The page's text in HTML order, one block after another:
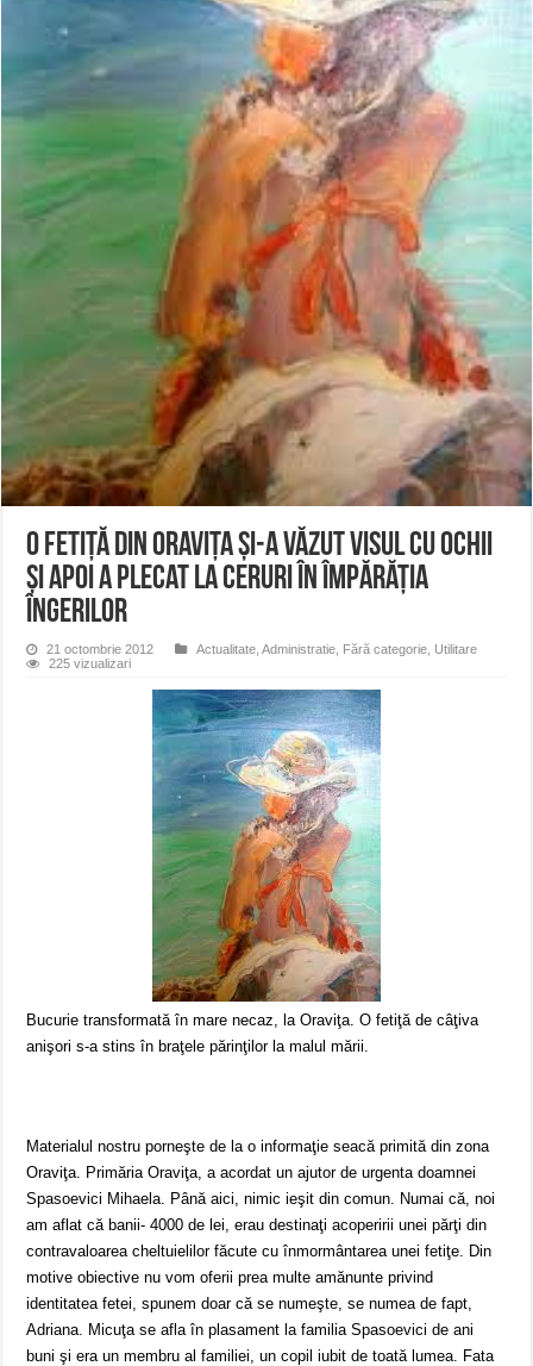
Miresme de lavandă, mentă și flori de vară și râsete de copii la Carașova VIDEO
ANUNȚ OPRIRE APĂ în Reșița – avarie – 04.08.2026 – str. Văliugului și
O fetiţă din Oraviţa şi-a văzut visul cu ochii
şi apoi a plecat la ceruri în Împărăţia
îngerilor
21 octombrie 2012 Actualitate ,Administratie Fără categorie Utilitare
225 vizualizari
Bucurie transformată în mare necaz, la Oraviţa. O fetiţă de câţiva
anişori s-a stins în braţele părinţilor la malul mării.
Materialul nostru porneşte de la o informaţie seacă primită din zona
Oraviţa. Primăria Oraviţa, a acordat un ajutor de urgenta doamnei
Spasoevici Mihaela. Până aici, nimic ieşit din comun. Numai că, noi
am aflat că banii- 4000 de lei, erau destinaţi acoperirii unei părţi din
contravaloarea cheltuielilor făcute cu înmormântarea unei fetiţe. Din
motive obiective nu vom oferii prea multe amănunte privind
identitatea fetei, spunem doar că se numeşte, se numea de fapt,
Adriana. Micuţa se afla în plasament la familia Spasoevici de ani
buni şi era un membru al familiei, un copil iubit de toată lumea. Fata